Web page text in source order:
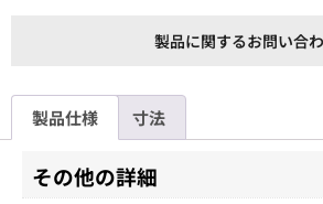
製品に関するお問い合
製品仕様 寸法
その他の詳細